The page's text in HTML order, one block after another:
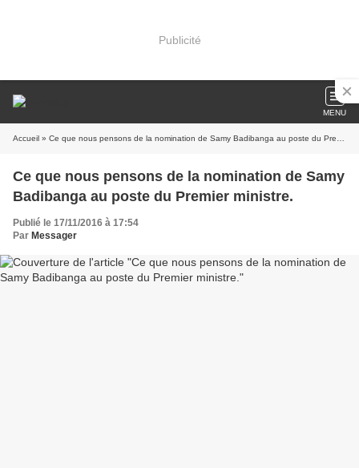
Publicité
MENU
Accueil » Ce que nous pensons de la nomination de Samy Badibanga au poste du Premier ministre.
Ce que nous pensons de la nomination de Samy
Badibanga au poste du Premier ministre.
Publié le 17/11/2016 à 17:54
Par Messager